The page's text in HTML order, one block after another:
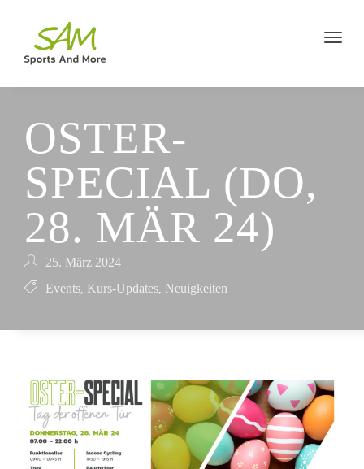
OSTER-
SPECIAL (DO,
28. MÄR 24)
25. März 2024
Events, Kurs-Updates, Neuigkeiten